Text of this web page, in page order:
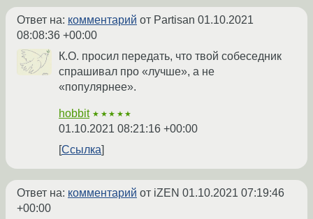
Ответ на: комментарий от Partisan 01.10.2021
08:08:36 +00:00
К.О. просил передать, что твой собеседник
спрашивал про «лучше», а не
«популярнее».
hobbit ★★★★★
01.10.2021 08:21:16 +00:00
Ссылка
Ответ на: комментарий от iZEN 01.10.2021 07:19:46
+00:00